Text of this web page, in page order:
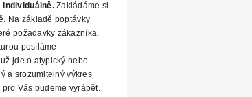
individuálně.Zakládáme si
Na základě poptávky
požadavky zákazníka.
posíláme
jde o atypický nebo
a srozumitelný výkres
Vás budeme vyrábět.